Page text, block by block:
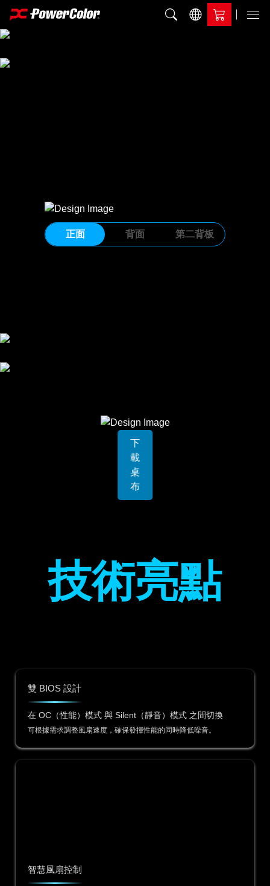
加入比較 Menu
正面 背面 第二背板
下
載
桌
布
技術亮點
雙 BIOS 設計
在 OC（性能）模式 與 Silent（靜音）模式 之間切換
可根據需求調整風扇速度，確保發揮性能的同時降低噪音。
智慧風扇控制